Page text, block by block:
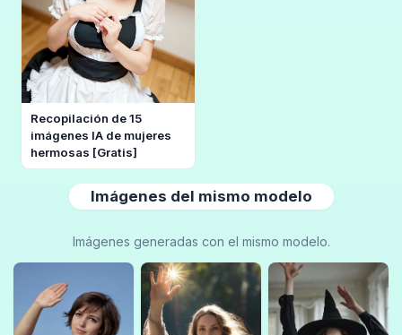
Recopilación de 15
imágenes IA de mujeres
hermosas [Gratis]
Imágenes del mismo modelo
Imágenes generadas con el mismo modelo.